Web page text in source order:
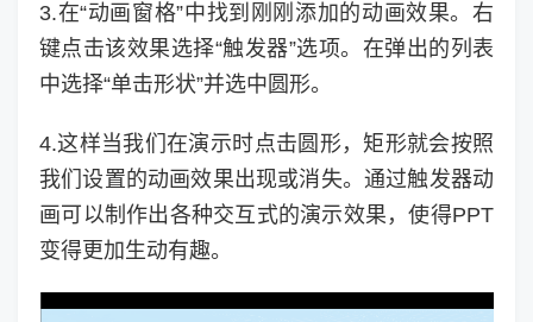
3.在“动画窗格”中找到刚刚添加的动画效果。右
键点击该效果选择“触发器”选项。在弹出的列表
中选择“单击形状”并选中圆形。
4.这样当我们在演示时点击圆形，矩形就会按照
我们设置的动画效果出现或消失。通过触发器动
画可以制作出各种交互式的演示效果，使得PPT
变得更加生动有趣。